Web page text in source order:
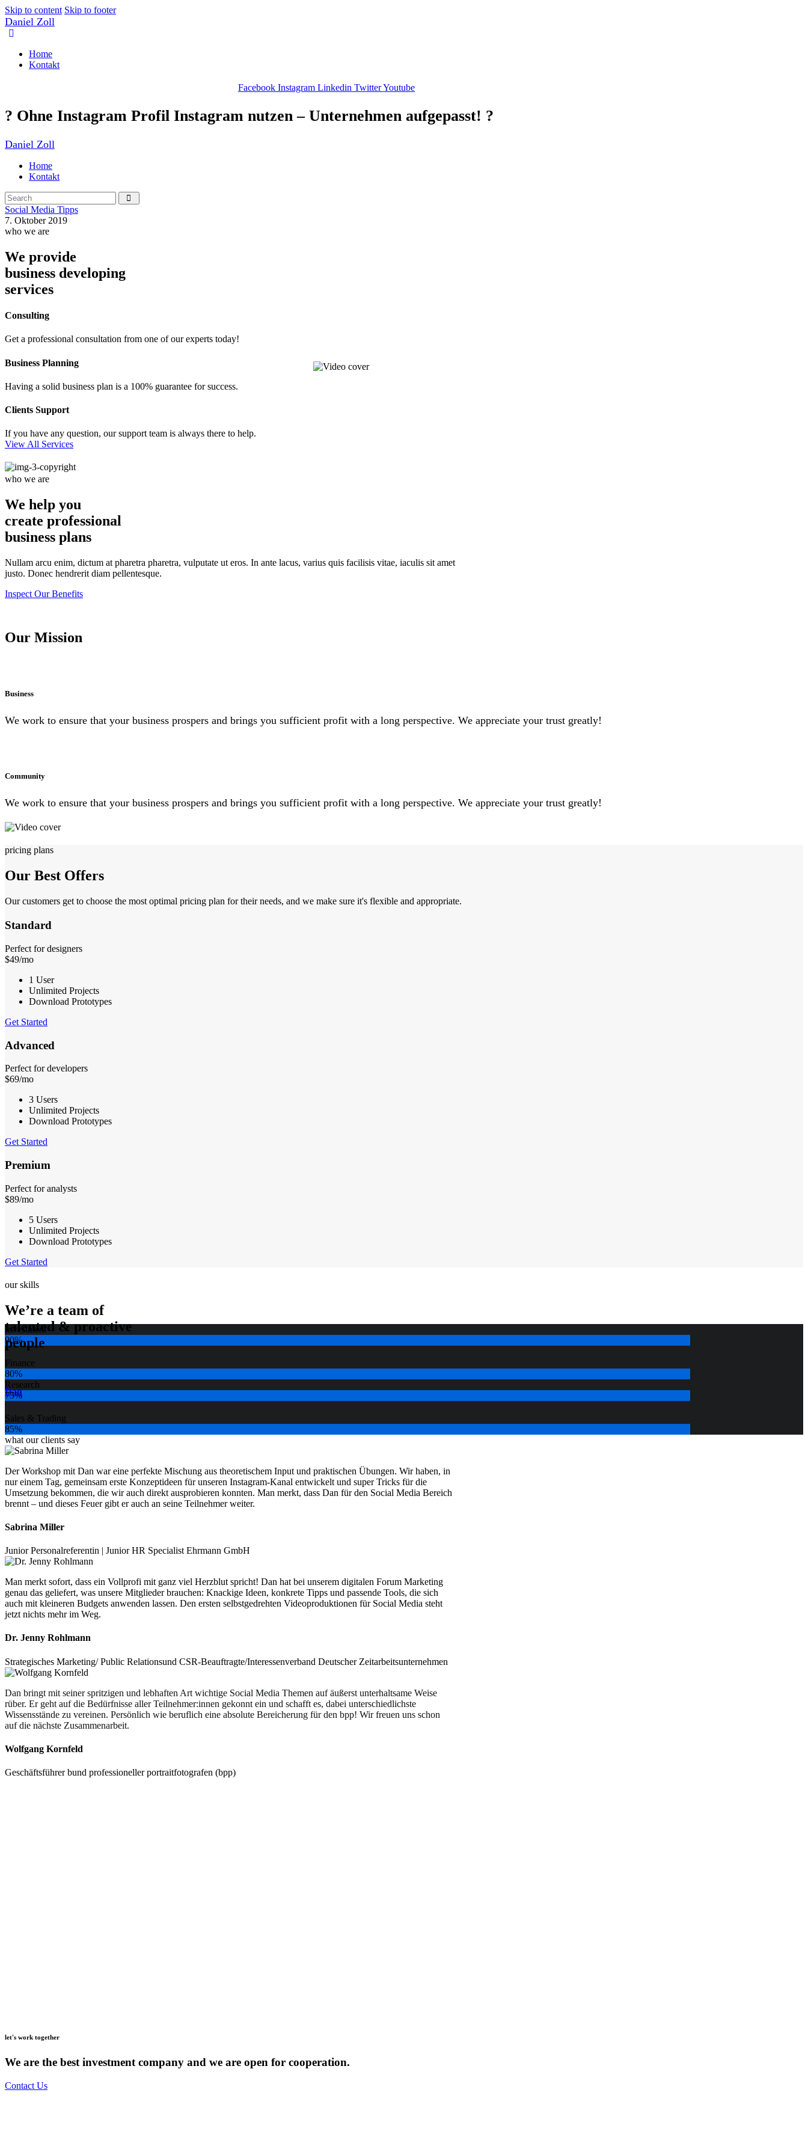
Skip to content Skip to footer
Daniel Zoll
Home
Kontakt
Facebook Instagram Linkedin TwitterYoutube
? Ohne Instagram Profil Instagram nutzen – Unternehmen aufgepasst! ?
Daniel Zoll
Home
Kontakt
Social Media Tipps
7. Oktober 2019
who we are
We provide
business developing
services
Consulting
Get a professional consultation from one of our experts today!
Business Planning
Having a solid business plan is a 100% guarantee for success.
Clients Support
If you have any question, our support team is always there to help.
View All Services
who we are
We help you
create professional
business plans
Nullam arcu enim, dictum at pharetra pharetra, vulputate ut eros. In ante lacus, varius quis facilisis vitae, iaculis sit amet
justo. Donec hendrerit diam pellentesque.
Inspect Our Benefits
Our Mission
Business
We work to ensure that your business prospers and brings you sufficient profit with a long perspective. We appreciate your trust greatly!
Community
We work to ensure that your business prospers and brings you sufficient profit with a long perspective. We appreciate your trust greatly!
pricing plans
Our Best Offers
Our customers get to choose the most optimal pricing plan for their needs, and we make sure it's flexible and appropriate.
Standard
Perfect for designers
$49/mo
1 User
Unlimited Projects
Download Prototypes
Get Started
Advanced
Perfect for developers
$69/mo
3 Users
Unlimited Projects
Download Prototypes
Get Started
Premium
Perfect for analysts
$89/mo
5 Users
Unlimited Projects
Download Prototypes
Get Started
our skills
We’re a team of
talented & proactive
people
Dan
Investment
90%
Finance
80%
Research
75%
Sales & Trading
85%
what our clients say
Der Workshop mit Dan war eine perfekte Mischung aus theoretischem Input und praktischen Übungen. Wir haben, in
nur einem Tag, gemeinsam erste Konzeptideen für unseren Instagram-Kanal entwickelt und super Tricks für die
Umsetzung bekommen, die wir auch direkt ausprobieren konnten. Man merkt, dass Dan für den Social Media Bereich
brennt – und dieses Feuer gibt er auch an seine Teilnehmer weiter.
Sabrina Miller
Junior Personalreferentin | Junior HR Specialist Ehrmann GmbH
Man merkt sofort, dass ein Vollprofi mit ganz viel Herzblut spricht! Dan hat bei unserem digitalen Forum Marketing
genau das geliefert, was unsere Mitglieder brauchen: Knackige Ideen, konkrete Tipps und passende Tools, die sich
auch mit kleineren Budgets anwenden lassen. Den ersten selbstgedrehten Videoproduktionen für Social Media steht
jetzt nichts mehr im Weg.
Dr. Jenny Rohlmann
Strategisches Marketing/ Public Relationsund CSR-Beauftragte/Interessenverband Deutscher Zeitarbeitsunternehmen
Dan bringt mit seiner spritzigen und lebhaften Art wichtige Social Media Themen auf äußerst unterhaltsame Weise
rüber. Er geht auf die Bedürfnisse aller Teilnehmer:innen gekonnt ein und schafft es, dabei unterschiedlichste
Wissensstände zu vereinen. Persönlich wie beruflich eine absolute Bereicherung für den bpp! Wir freuen uns schon
auf die nächste Zusammenarbeit.
Wolfgang Kornfeld
Geschäftsführer bund professioneller portraitfotografen (bpp)
let's work together
We are the best investment company and we are open for cooperation.
Contact Us